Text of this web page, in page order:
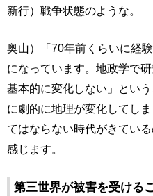
新行）戦争状態のような。
奥山）「70年前くらいに経
になっています。地政学で
基本的に変化しない」とい
に劇的に地理が変化してし
てはならない時代がきてい
感じます。
第三世界が被害を受ける